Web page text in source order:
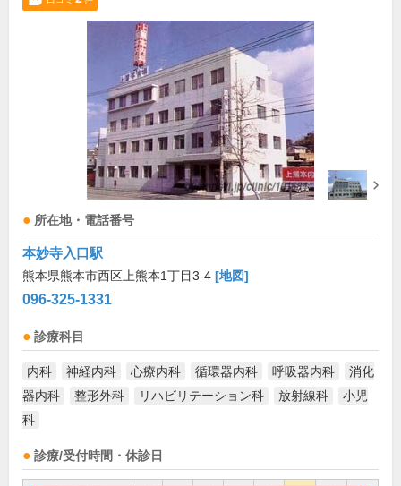
所在地・電話番号
本妙寺入口駅
熊本県熊本市西区上熊本1丁目3-4 [地図]
096-325-1331
診療科目
内科 神経内科 心療内科 循環器内科 呼吸器内科
消化
器内科
整形外科 リハビリテーション科 放射線科
小児
科
診療/受付時間・休診日